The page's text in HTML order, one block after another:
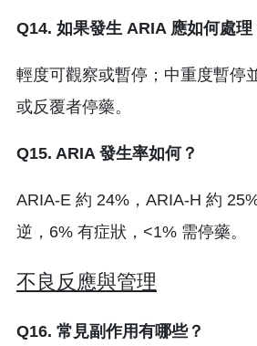
Q14. 如果發生 ARIA 應如何處理
輕度可觀察或暫停；中重度暫停
或反覆者停藥。
Q15. ARIA 發生率如何？
ARIA-E 約 24%，ARIA-H 約
逆，6% 有症狀，<1% 需停藥。
不良反應與管理
Q16. 常見副作用有哪些？